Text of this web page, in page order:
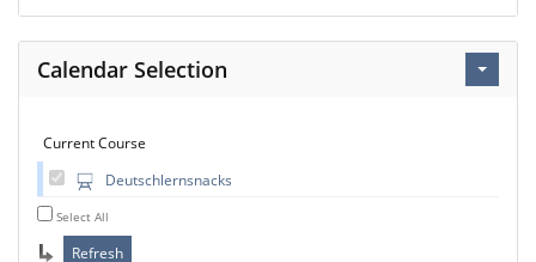
Calendar Selection
Current Course
Deutschlernsnacks
Select All